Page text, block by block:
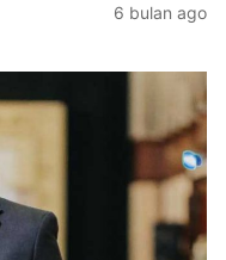
6 bulan ago